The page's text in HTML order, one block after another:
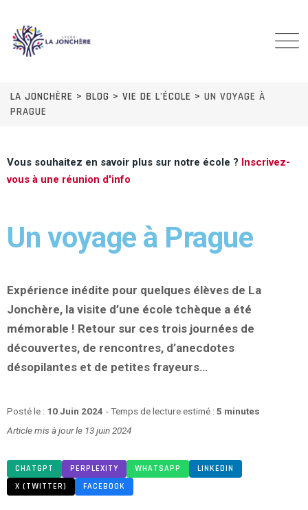
LA JONCHÈRE > BLOG > VIE DE L'ÉCOLE > UN VOYAGE À
PRAGUE
Vous souhaitez en savoir plus sur notre école ? Inscrivez-
vous à une réunion d'info
Un voyage à Prague
Expérience inédite pour quelques élèves de La
Jonchère, la visite d’une école tchèque a été
mémorable ! Retour sur ces trois journées de
découvertes, de rencontres, d’anecdotes
désopilantes et de petites frayeurs…
Posté le : 10 Juin 2024 - Temps de lecture estimé : 5 minutes
Article mis à jour le 13 juin 2024
CHATGPT PERPLEXITY WHATSAPP
LINKEDIN
X (TWITTER)
FACEBOOK